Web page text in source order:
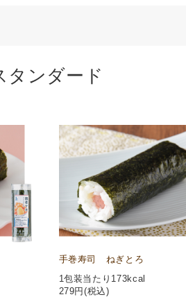
タンダード
手巻寿司 ねぎとろ
1包装当たり173kcal
279円(税込)